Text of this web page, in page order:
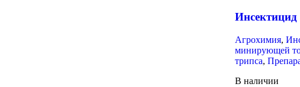
Агрохимия,
минирующей
трипса,
В наличии